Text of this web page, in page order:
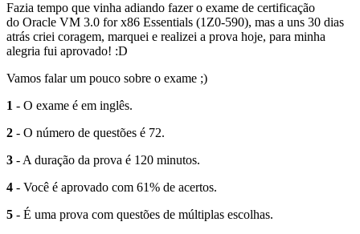
Fazia tempo que vinha adiando fazer o exame de certificação
do Oracle VM 3.0 for x86 Essentials (1Z0-590), mas a uns 30 dias
atrás criei coragem, marquei e realizei a prova hoje, para minha
alegria fui aprovado! :D
Vamos falar um pouco sobre o exame ;)
1 - O exame é em inglês.
2 - O número de questões é 72.
3 - A duração da prova é 120 minutos.
4 - Você é aprovado com 61% de acertos.
5 - É uma prova com questões de múltiplas escolhas.